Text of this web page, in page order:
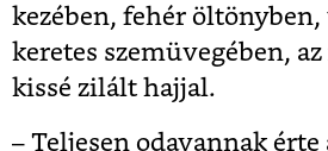
kezében, fehér öltönyben,
keretes szemüvegében,
kissé zilált hajjal.
– Teljesen odavannak érte